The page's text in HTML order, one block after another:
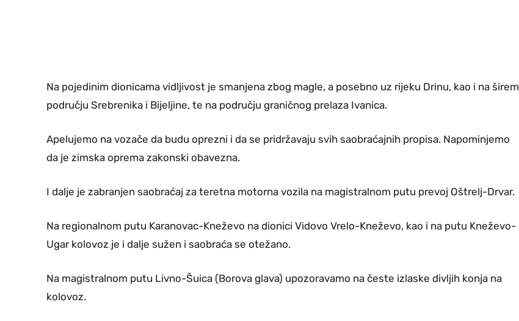
Na pojedinim dionicama vidljivost je smanjena zbog magle, a posebno uz rijeku Drinu, kao i na širem
području Srebrenika i Bijeljine, te na području graničnog prelaza Ivanica.
Apelujemo na vozače da budu oprezni i da se pridržavaju svih saobraćajnih propisa. Napominjemo
da je zimska oprema zakonski obavezna.
I dalje je zabranjen saobraćaj za teretna motorna vozila na magistralnom putu prevoj Oštrelj-Drvar.
Na regionalnom putu Karanovac-Kneževo na dionici Vidovo Vrelo-Kneževo, kao i na putu Kneževo-
Ugar kolovoz je i dalje sužen i saobraća se otežano.
Na magistralnom putu Livno-Šuica (Borova glava) upozoravamo na česte izlaske divljih konja na
kolovoz.